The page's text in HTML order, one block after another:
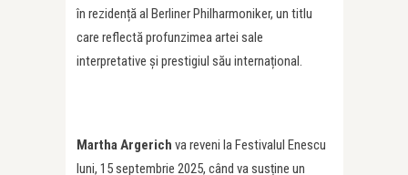
în rezidență al Berliner Philharmoniker, un titlu
care reflectă profunzimea artei sale
interpretative și prestigiul său internațional.
Martha Argerich va reveni la Festivalul Enescu
luni, 15 septembrie 2025, când va susține un